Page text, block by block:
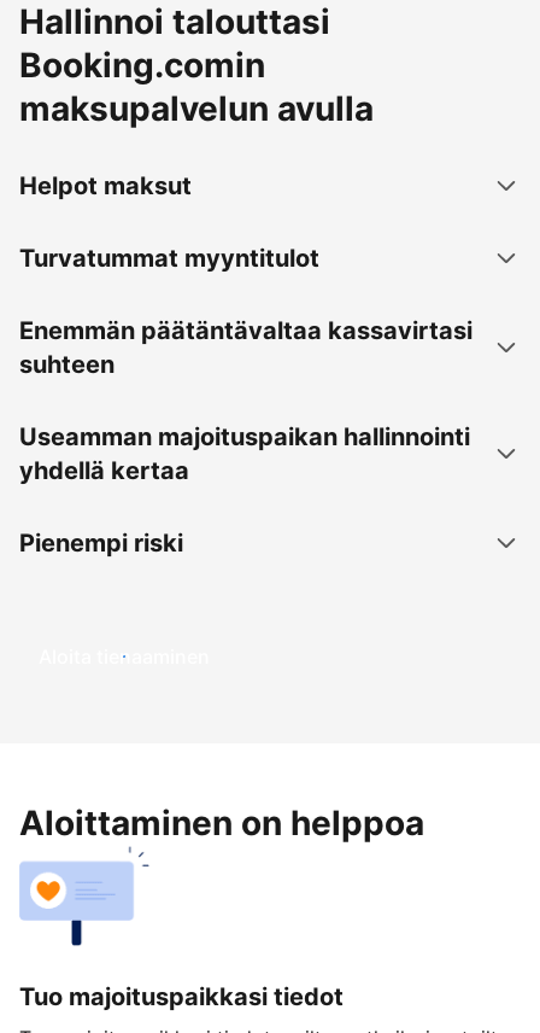
Hallinnoi talouttasi
Booking.comin
maksupalvelun avulla
Helpot maksut
Turvatummat myyntitulot
Enemmän päätäntävaltaa kassavirtasi
suhteen
Useamman majoituspaikan hallinnointi
yhdellä kertaa
Pienempi riski
Aloita tienaaminen
Aloittaminen on helppoa
Tuo majoituspaikkasi tiedot